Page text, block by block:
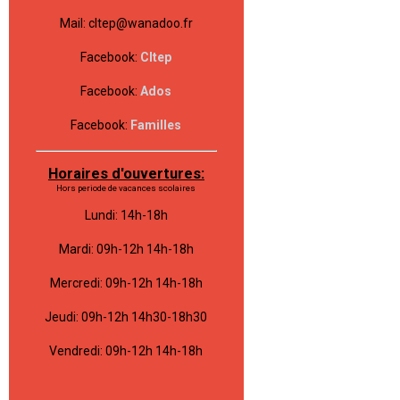
Mail: cltep@wanadoo.fr
Facebook: Cltep
Facebook:Ados
Facebook: Familles
Horaires d'ouvertures:
Hors periode de vacances scolaires
Lundi: 14h-18h
Mardi: 09h-12h 14h-18h
Mercredi: 09h-12h 14h-18h
Jeudi: 09h-12h 14h30-18h30
Vendredi: 09h-12h 14h-18h